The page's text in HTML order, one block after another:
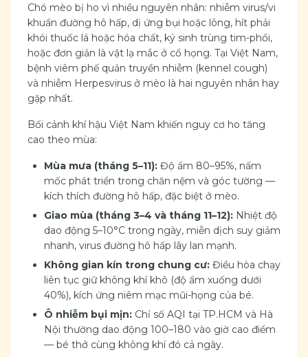
Chó mèo bị ho vì nhiều nguyên nhân: nhiễm virus/vi
khuẩn đường hô hấp, dị ứng bụi hoặc lông, hít phải
khói thuốc lá hoặc hóa chất, ký sinh trùng tim-phổi,
hoặc đơn giản là vật lạ mắc ở cổ họng. Tại Việt Nam,
bệnh viêm phế quản truyền nhiễm (kennel cough)
và nhiễm Herpesvirus ở mèo là hai nguyên nhân hay
gặp nhất.
Bối cảnh khí hậu Việt Nam khiến nguy cơ ho tăng
cao theo mùa:
Mùa mưa (tháng 5–11): Độ ẩm 80–95%, nấm
mốc phát triển trong chăn nệm và góc tường —
kích thích đường hô hấp, đặc biệt ở mèo.
Giao mùa (tháng 3–4 và tháng 11–12): Nhiệt độ
dao động 5–10°C trong ngày, miễn dịch suy giảm
nhanh, virus đường hô hấp lây lan mạnh.
Không gian kín trong chung cư: Điều hòa chạy
liên tục giữ không khí khô (độ ẩm xuống dưới
40%), kích ứng niêm mạc mũi-họng của bé.
Ô nhiễm bụi mịn: Chỉ số AQI tại TP.HCM và Hà
Nội thường dao động 100–180 vào giờ cao điểm
— bé thở cùng không khí đó cả ngày.